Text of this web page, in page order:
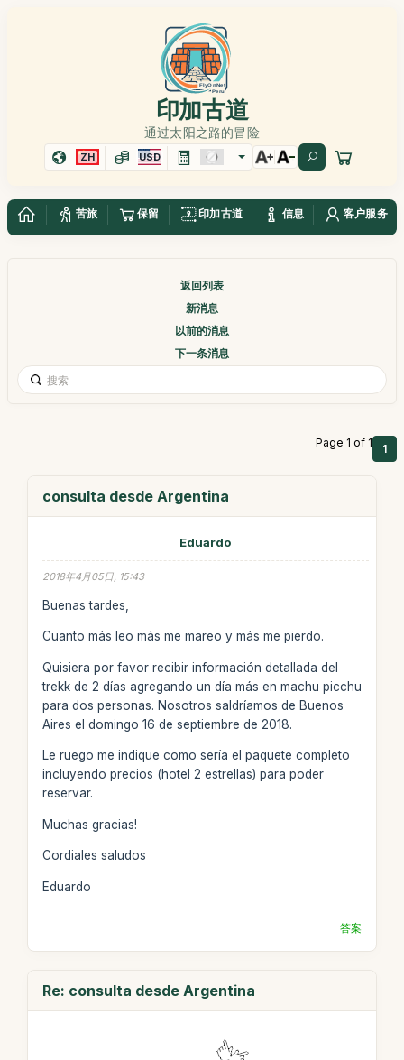
印加古道
通过太阳之路的冒险
ZH USD
苦旅 保留 印加古道 信息 客户服务
返回列表
新消息
以前的消息
下一条消息
Page 1 of 1 1
consulta desde Argentina
Eduardo
2018年4月05日, 15:43
Buenas tardes,
Cuanto más leo más me mareo y más me pierdo.
Quisiera por favor recibir información detallada del
trekk de 2 días agregando un día más en machu picchu
para dos personas. Nosotros saldríamos de Buenos
Aires el domingo 16 de septiembre de 2018.
Le ruego me indique como sería el paquete completo
incluyendo precios (hotel 2 estrellas) para poder
reservar.
Muchas gracias!
Cordiales saludos
Eduardo
答案
Re: consulta desde Argentina